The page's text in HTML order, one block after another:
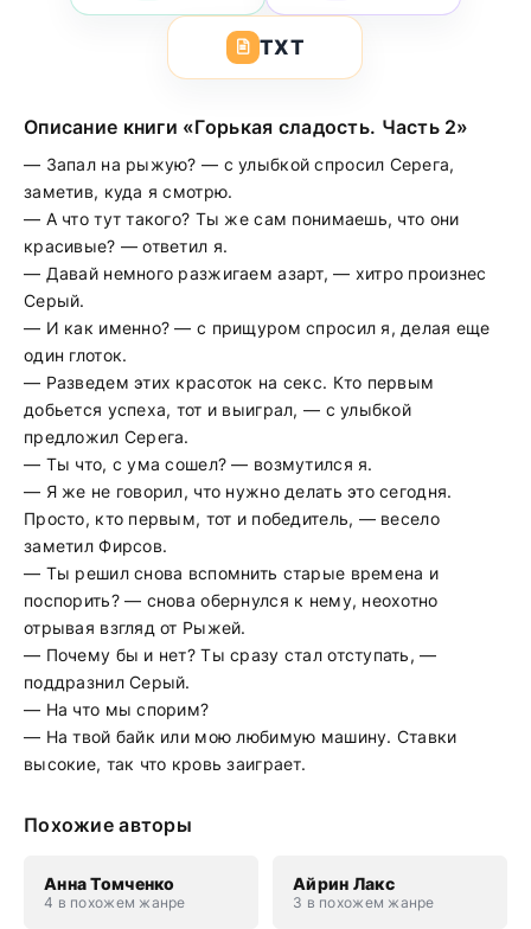
TXT
Описание книги «Горькая сладость. Часть 2»
— Запал на рыжую? — с улыбкой спросил Серега,
заметив, куда я смотрю.
— А что тут такого? Ты же сам понимаешь, что они
красивые? — ответил я.
— Давай немного разжигаем азарт, — хитро произнес
Серый.
— И как именно? — с прищуром спросил я, делая еще
один глоток.
— Разведем этих красоток на секс. Кто первым
добьется успеха, тот и выиграл, — с улыбкой
предложил Серега.
— Ты что, с ума сошел? — возмутился я.
— Я же не говорил, что нужно делать это сегодня.
Просто, кто первым, тот и победитель, — весело
заметил Фирсов.
— Ты решил снова вспомнить старые времена и
поспорить? — снова обернулся к нему, неохотно
отрывая взгляд от Рыжей.
— Почему бы и нет? Ты сразу стал отступать, —
поддразнил Серый.
— На что мы спорим?
— На твой байк или мою любимую машину. Ставки
высокие, так что кровь заиграет.
Похожие авторы
Анна Томченко
4 в похожем жанре
Айрин Лакс
3 в похожем жанре